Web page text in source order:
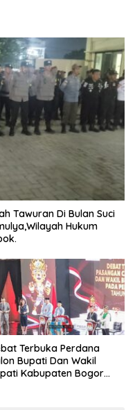
Tawuran Di Bulan Suci
Hukum
Terbuka Perdana
Bupati Dan Wakil
Kabupaten Bogor